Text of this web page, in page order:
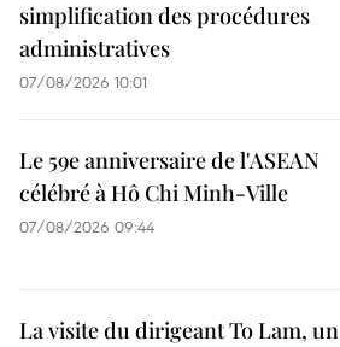
simplification des procédures
administratives
07/08/2026 10:01
Le 59e anniversaire de l'ASEAN
célébré à Hô Chi Minh-Ville
07/08/2026 09:44
La visite du dirigeant To Lam, un